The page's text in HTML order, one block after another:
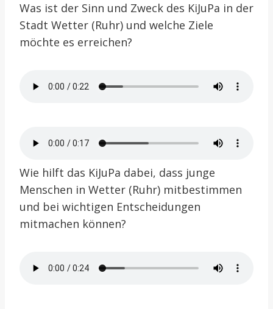
Was ist der Sinn und Zweck des KiJuPa in der
Stadt Wetter (Ruhr) und welche Ziele
möchte es erreichen?
Wie hilft das KiJuPa dabei, dass junge
Menschen in Wetter (Ruhr) mitbestimmen
und bei wichtigen Entscheidungen
mitmachen können?